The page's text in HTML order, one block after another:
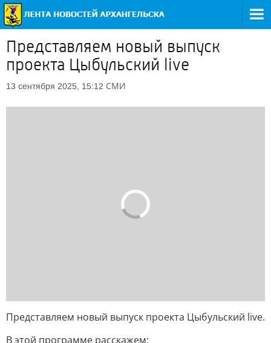
Представляем новый выпуск
проекта Цыбульский live
13 сентября 2025, 15:12 СМИ
Представляем новый выпуск проекта Цыбульский live.
В этой программе расскажем: